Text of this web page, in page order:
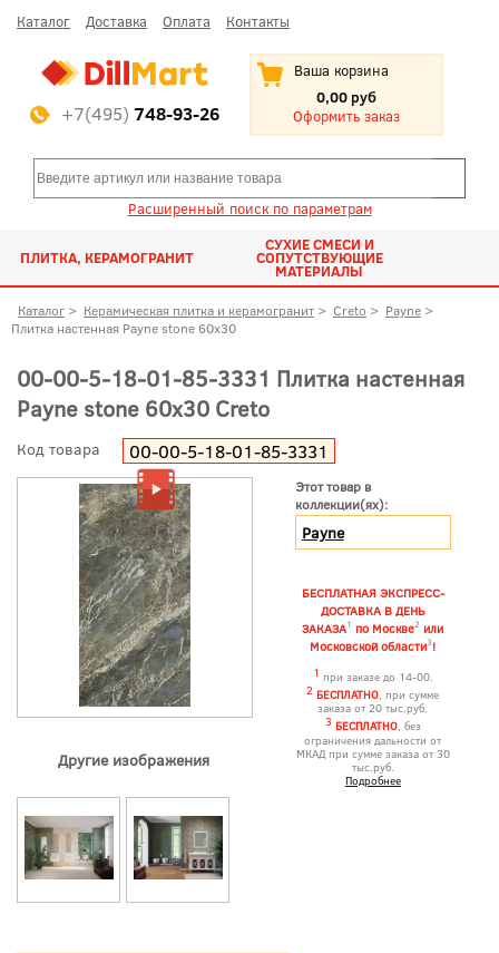
Каталог Доставка Оплата Контакты
+7(495) 748-93-26
Ваша корзина
0,00 руб
Оформить заказ
Расширенный поиск по параметрам
ПЛИТКА, КЕРАМОГРАНИТ
СУХИЕ СМЕСИ И
СОПУТСТВУЮЩИЕ
МАТЕРИАЛЫ
Каталог > Керамическая плитка и керамогранит > Creto > Payne >
Плитка настенная Payne stone 60x30
00-00-5-18-01-85-3331 Плитка настенная
Payne stone 60x30 Creto
Код товара 00-00-5-18-01-85-3331
Другие изображения
Этот товар в
коллекции(ях):
Payne
БЕСПЛАТНАЯ ЭКСПРЕСС-
ДОСТАВКА В ДЕНЬ
ЗАКАЗА1 по Москве2 или
Московской области3!
1 при заказе до 14-00.
2 БЕСПЛАТНО, при сумме
заказа от 20 тыс.руб.
3 БЕСПЛАТНО, без
ограничения дальности от
МКАД при сумме заказа от 30
тыс.руб.
Подробнее